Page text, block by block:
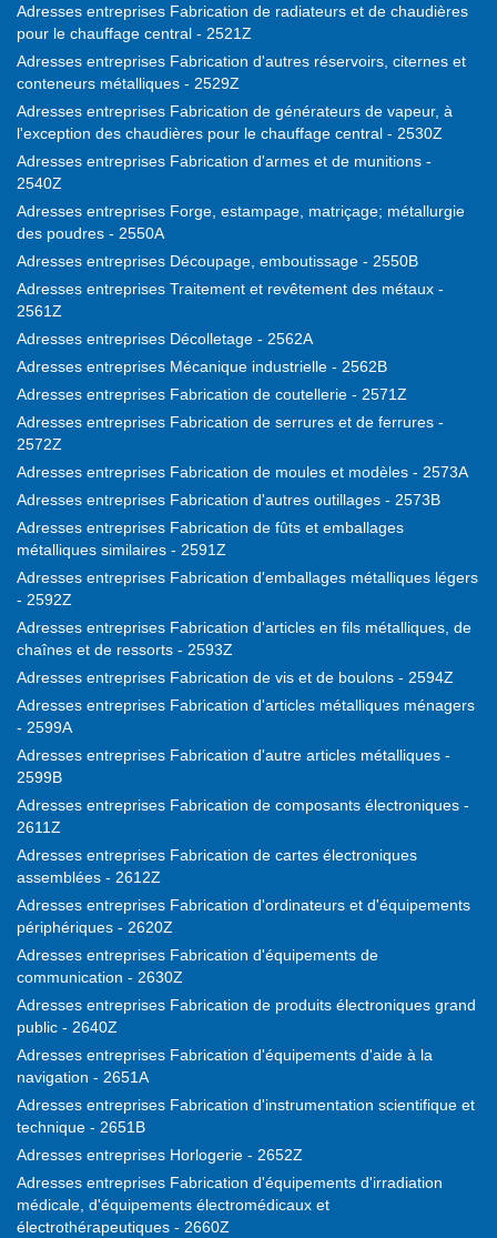
Adresses entreprises Fabrication de radiateurs et de chaudières
pour le chauffage central - 2521Z
Adresses entreprises Fabrication d'autres réservoirs, citernes et
conteneurs métalliques - 2529Z
Adresses entreprises Fabrication de générateurs de vapeur, à
l'exception des chaudières pour le chauffage central - 2530Z
Adresses entreprises Fabrication d'armes et de munitions -
2540Z
Adresses entreprises Forge, estampage, matriçage; métallurgie
des poudres - 2550A
Adresses entreprises Découpage, emboutissage - 2550B
Adresses entreprises Traitement et revêtement des métaux -
2561Z
Adresses entreprises Décolletage - 2562A
Adresses entreprises Mécanique industrielle - 2562B
Adresses entreprises Fabrication de coutellerie - 2571Z
Adresses entreprises Fabrication de serrures et de ferrures -
2572Z
Adresses entreprises Fabrication de moules et modèles - 2573A
Adresses entreprises Fabrication d'autres outillages - 2573B
Adresses entreprises Fabrication de fûts et emballages
métalliques similaires - 2591Z
Adresses entreprises Fabrication d'emballages métalliques légers
- 2592Z
Adresses entreprises Fabrication d'articles en fils métalliques, de
chaînes et de ressorts - 2593Z
Adresses entreprises Fabrication de vis et de boulons - 2594Z
Adresses entreprises Fabrication d'articles métalliques ménagers
- 2599A
Adresses entreprises Fabrication d'autre articles métalliques -
2599B
Adresses entreprises Fabrication de composants électroniques -
2611Z
Adresses entreprises Fabrication de cartes électroniques
assemblées - 2612Z
Adresses entreprises Fabrication d'ordinateurs et d'équipements
périphériques - 2620Z
Adresses entreprises Fabrication d'équipements de
communication - 2630Z
Adresses entreprises Fabrication de produits électroniques grand
public - 2640Z
Adresses entreprises Fabrication d'équipements d'aide à la
navigation - 2651A
Adresses entreprises Fabrication d'instrumentation scientifique et
technique - 2651B
Adresses entreprises Horlogerie - 2652Z
Adresses entreprises Fabrication d'équipements d'irradiation
médicale, d'équipements électromédicaux et
électrothérapeutiques - 2660Z